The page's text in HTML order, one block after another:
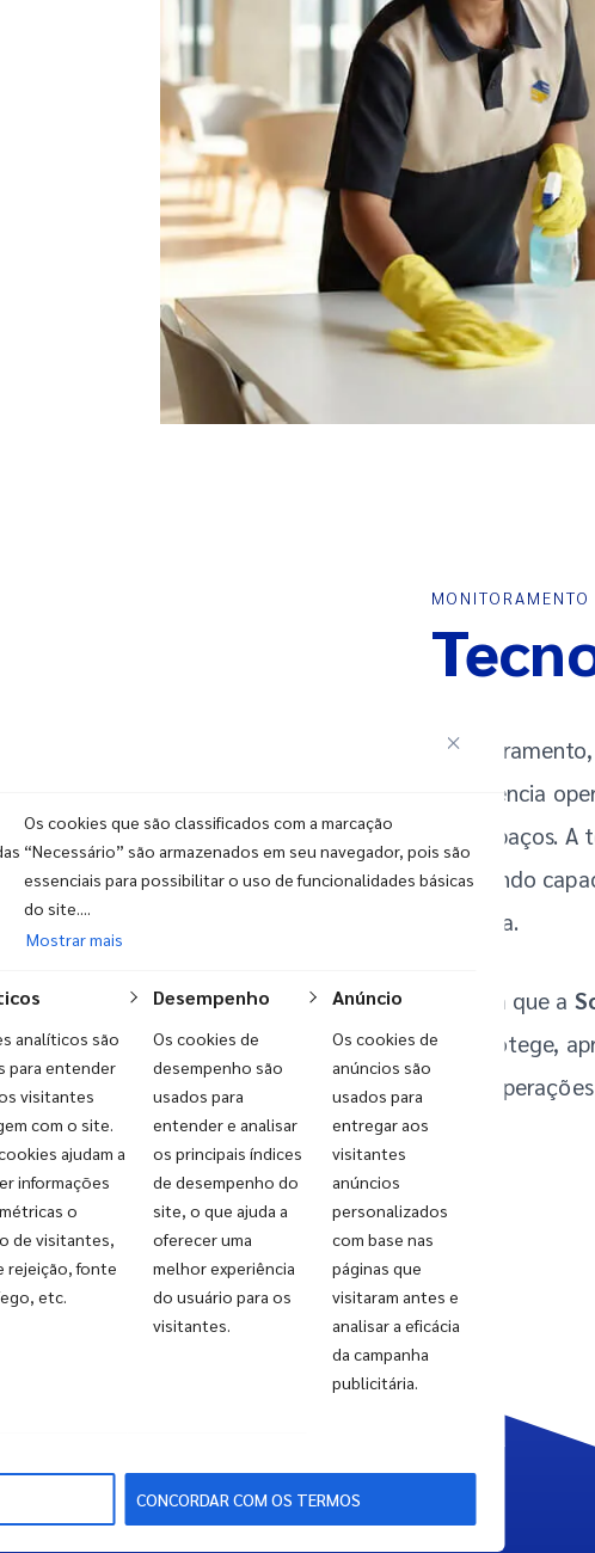
Os cookies que são classificados com a marcação
“Necessário” são armazenados em seu navegador, pois são
essenciais para possibilitar o uso de funcionalidades básicas
do site....
Mostrar mais
analíticos são
para entender
visitantes
com o site.
ajudam a
informações
o
de visitantes,
rejeição, fonte
etc.
Desempenho
Os cookies de
desempenho são
usados para
entender e analisar
os principais índices
de desempenho do
site, o que ajuda a
oferecer uma
melhor experiência
do usuário para os
visitantes.
Anúncio
Os cookies de
anúncios são
usados para
entregar aos
visitantes
anúncios
personalizados
com base nas
páginas que
visitaram antes e
analisar a eficácia
da campanha
publicitária.
CONCORDAR COM OS TERMOS
inteligência
dos espaços.
ampliando
empatia.
É assim que a
que protege,
bens,
Cuidando
do que
importa.